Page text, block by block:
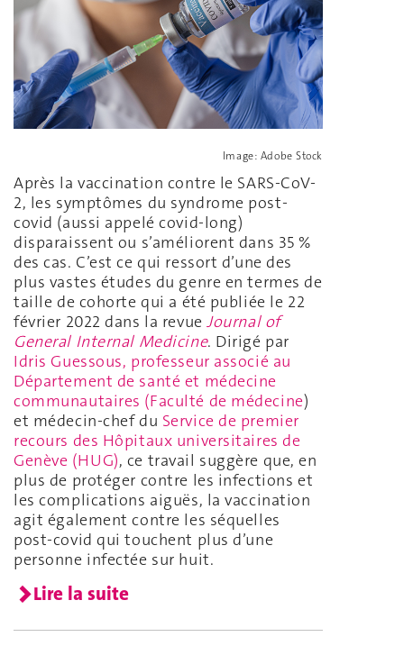
Image: Adobe Stock
Après la vaccination contre le SARS-CoV-
2, les symptômes du syndrome post-
covid (aussi appelé covid-long)
disparaissent ou s’améliorent dans 35 %
des cas. C’est ce qui ressort d’une des
plus vastes études du genre en termes de
taille de cohorte qui a été publiée le 22
février 2022 dans la revueJournal of
General Internal Medicine. Dirigé par
Idris Guessous, professeur associé au
Département de santé et médecine
communautaires (Faculté de médecine)
et médecin-chef du Service de premier
recours des Hôpitaux universitaires de
Genève (HUG), ce travail suggère que, en
plus de protéger contre les infections et
les complications aiguës, la vaccination
agit également contre les séquelles
post-covid qui touchent plus d’une
personne infectée sur huit.
Lire la suite